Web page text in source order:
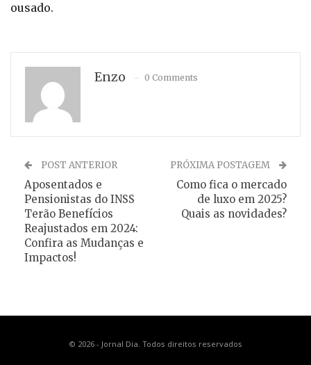
ousado.
Enzo 0 Comments
POST ANTERIOR
Aposentados e
Pensionistas do INSS
Terão Benefícios
Reajustados em 2024:
Confira as Mudanças e
Impactos!
PRÓXIMA POSTAGEM
Como fica o mercado
de luxo em 2025?
Quais as novidades?
© 2026 - Jornal Dia. Todos direitos reservados